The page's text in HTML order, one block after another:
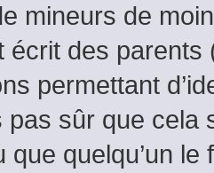
mineurs de
écrit des parents
permettant
pas sûr que
que quelqu’un